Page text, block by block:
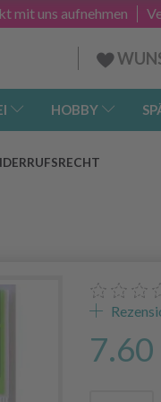
mit uns aufnehmen
HOBBY
7.60